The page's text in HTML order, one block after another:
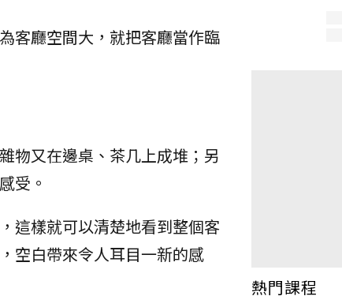
客廳空間大，就把客廳當作臨
物又在邊桌、茶几上成堆；另
受。
這樣就可以清楚地看到整個客
空白帶來令人耳目一新的感
熱門課程